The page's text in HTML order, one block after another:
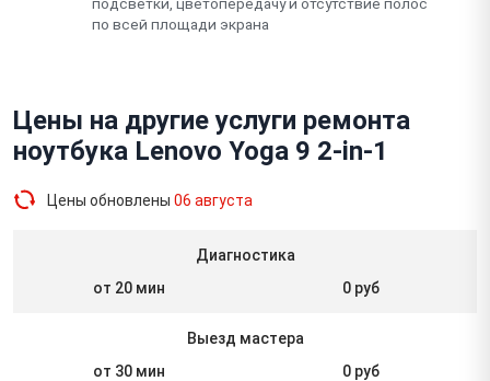
по всей площади экрана
Цены на другие услуги ремонта
ноутбука Lenovo Yoga 9 2-in-1
Цены обновлены 06 августа
Диагностика
от 20 мин
0 руб
Выезд мастера
от 30 мин
0 руб